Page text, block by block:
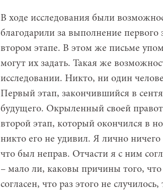
В ходе исследования были
благодарили за выполнение первого
втором этапе. В этом же письме
могут их задать. Такая же
исследовании. Никто, ни один
Первый этап, закончившийся в
будущего. Окрыленный своей
второй этап, который окончился в
никто его не удивил. Я лично
что был неправ. Отчасти я с ним
– мало ли, каковы причины того,
согласен, что раз этого не